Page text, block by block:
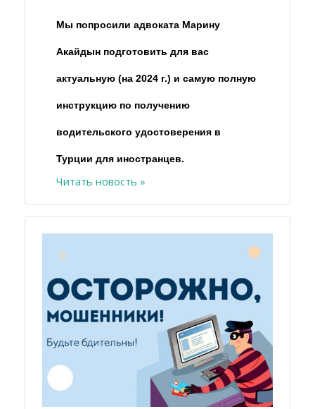
Мы попросили адвоката Марину
Акайдын подготовить для вас
актуальную (на 2024 г.) и самую полную
инструкцию по получению
водительского удостоверения в
Турции для иностранцев.
Читать новость »